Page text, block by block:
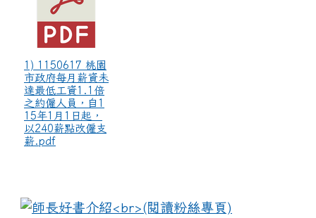
1) 1150617 桃園
市政府每月薪資未
達最低工資1.1倍
之約僱人員，自1
15年1月1日起，
以240薪點改僱支
薪.pdf